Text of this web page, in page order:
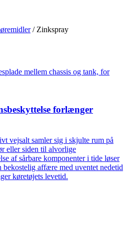
/ Zinkspray
forlænger
vejsalt samler sig i skjulte rum på
eller siden til alvorlige
af sårbare komponenter i tide løser
affære med uventet nedetid
køretøjets levetid.